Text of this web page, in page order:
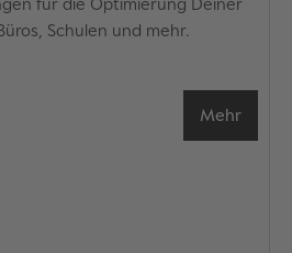
für die Optimierung Deiner
Schulen und mehr.
Mehr